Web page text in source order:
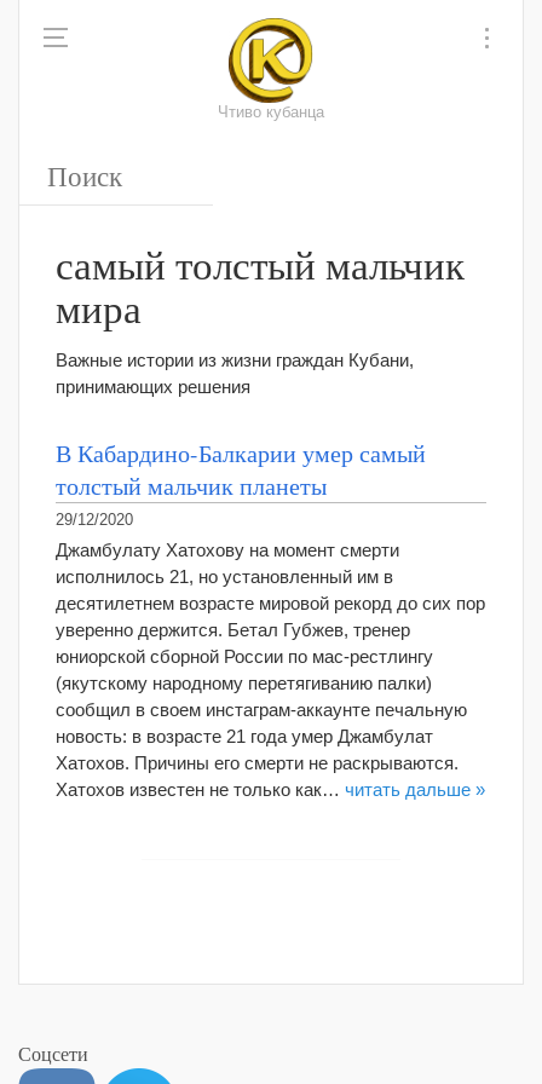
Чтиво кубанца
самый толстый мальчик
мира
Важные истории из жизни граждан Кубани,
принимающих решения
В Кабардино-Балкарии умер самый
толстый мальчик планеты
29/12/2020
Джамбулату Хатохову на момент смерти
исполнилось 21, но установленный им в
десятилетнем возрасте мировой рекорд до сих пор
уверенно держится. Бетал Губжев, тренер
юниорской сборной России по мас-рестлингу
(якутскому народному перетягиванию палки)
сообщил в своем инстаграм-аккаунте печальную
новость: в возрасте 21 года умер Джамбулат
Хатохов. Причины его смерти не раскрываются.
Хатохов известен не только как… читать дальше »
Соцсети